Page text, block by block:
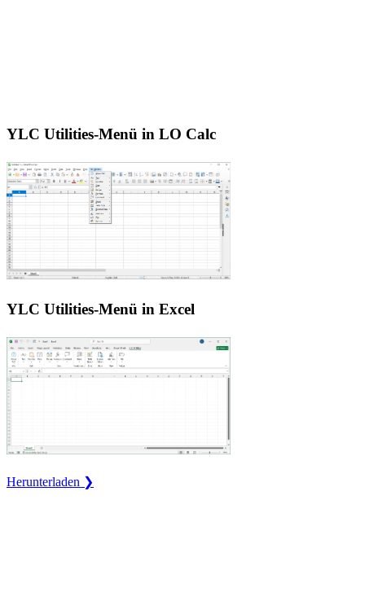
YLC Utilities-Menü in LO Calc
YLC Utilities-Menü in Excel
Herunterladen ❯